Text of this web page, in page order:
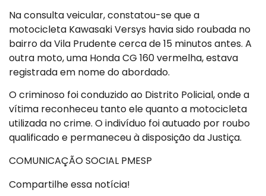
Na consulta veicular, constatou-se que a
motocicleta Kawasaki Versys havia sido roubada no
bairro da Vila Prudente cerca de 15 minutos antes. A
outra moto, uma Honda CG 160 vermelha, estava
registrada em nome do abordado.
O criminoso foi conduzido ao Distrito Policial, onde a
vítima reconheceu tanto ele quanto a motocicleta
utilizada no crime. O indivíduo foi autuado por roubo
qualificado e permaneceu à disposição da Justiça.
COMUNICAÇÃO SOCIAL PMESP
Compartilhe essa notícia!